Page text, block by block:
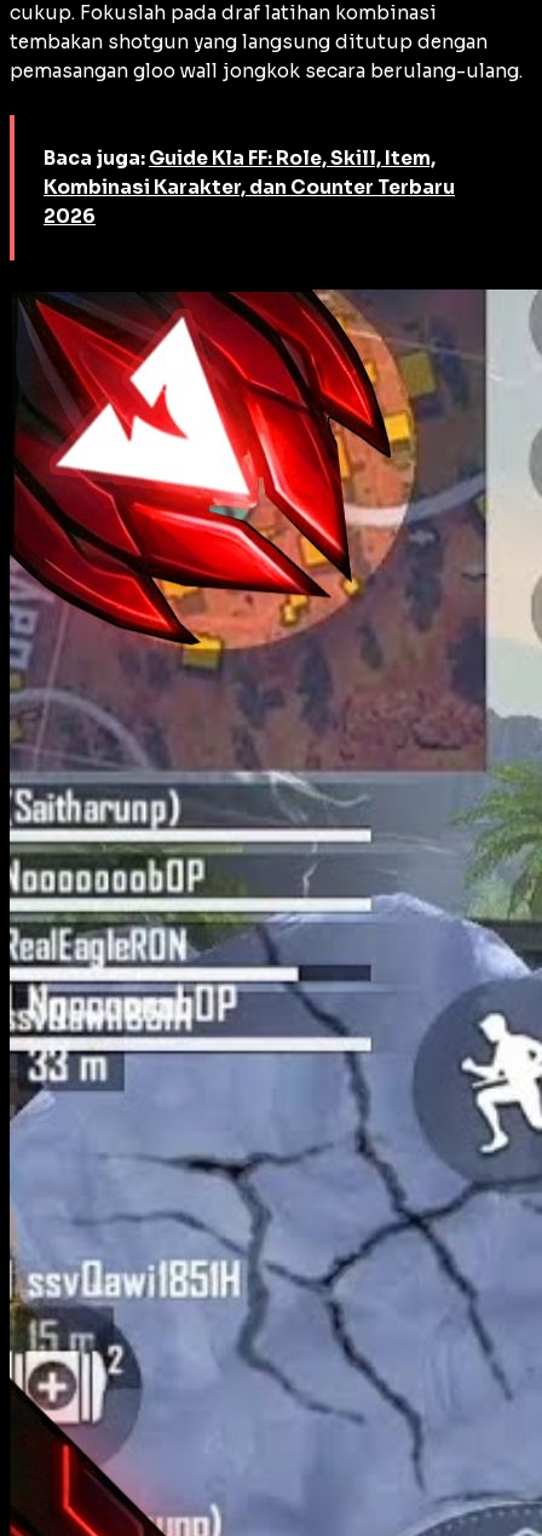
cukup. Fokuslah pada draf latihan kombinasi
tembakan shotgun yang langsung ditutup dengan
pemasangan gloo wall jongkok secara berulang-ulang.
Baca juga: Guide Kla FF: Role, Skill, Item,
Kombinasi Karakter, dan Counter Terbaru
2026